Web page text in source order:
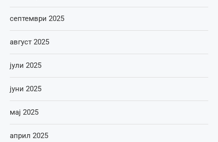
септември 2025
август 2025
јули 2025
јуни 2025
мај 2025
април 2025